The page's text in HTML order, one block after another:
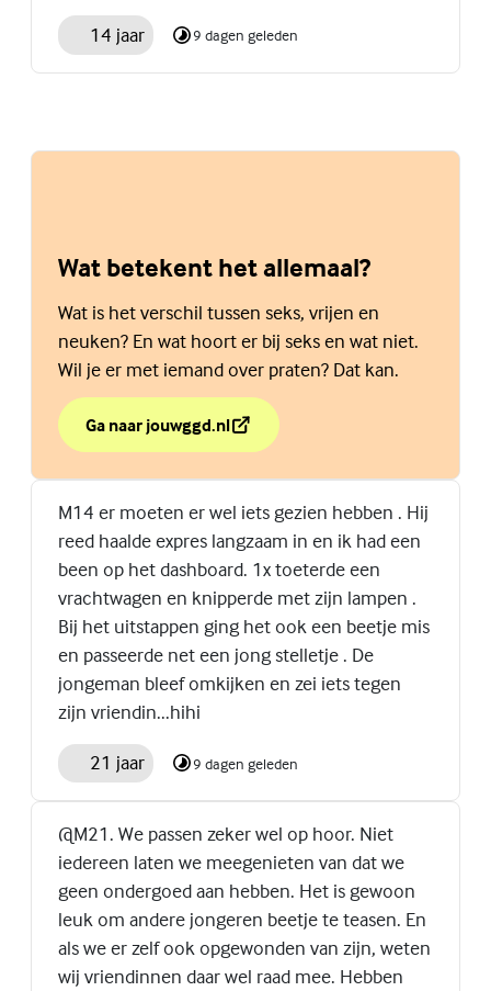
14 jaar 9 dagen geleden
Wat betekent het allemaal?
Wat is het verschil tussen seks, vrijen en
neuken? En wat hoort er bij seks en wat niet.
Wil je er met iemand over praten? Dat kan.
Ga naar jouwggd.nl
over Wat betekent het allemaal?
(Externe link)
M14 er moeten er wel iets gezien hebben . Hij
reed haalde expres langzaam in en ik had een
been op het dashboard. 1x toeterde een
vrachtwagen en knipperde met zijn lampen .
Bij het uitstappen ging het ook een beetje mis
en passeerde net een jong stelletje . De
jongeman bleef omkijken en zei iets tegen
zijn vriendin...hihi
21 jaar 9 dagen geleden
@M21. We passen zeker wel op hoor. Niet
iedereen laten we meegenieten van dat we
geen ondergoed aan hebben. Het is gewoon
leuk om andere jongeren beetje te teasen. En
als we er zelf ook opgewonden van zijn, weten
wij vriendinnen daar wel raad mee. Hebben